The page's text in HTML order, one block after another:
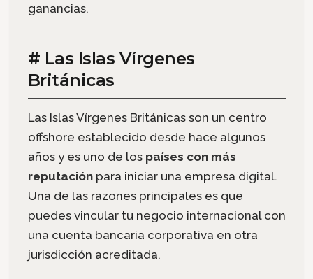
ganancias.
# Las Islas Vírgenes
Británicas
Las Islas Vírgenes Británicas son un centro
offshore establecido desde hace algunos
años y es uno de los países con más
reputación para iniciar una empresa digital.
Una de las razones principales es que
puedes vincular tu negocio internacional con
una cuenta bancaria corporativa en otra
jurisdicción acreditada.